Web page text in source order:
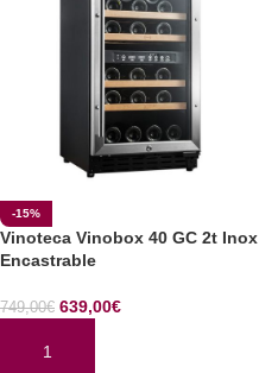
-15%
Vinoteca Vinobox 40 GC 2t Inox
Encastrable
749,00€ 639,00€
AÑADIR AL CARRITO